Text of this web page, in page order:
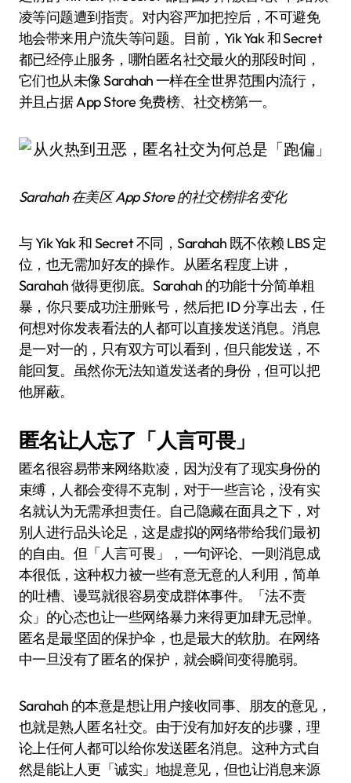
凌等问题遭到指责。对内容严加把控后，不可避免
地会带来用户流失等问题。目前，Yik Yak 和 Secret
都已经停止服务，哪怕匿名社交最火的那段时间，
它们也从未像 Sarahah 一样在全世界范围内流行，
并且占据 App Store 免费榜、社交榜第一。
Sarahah 在美区 App Store 的社交榜排名变化
与 Yik Yak 和 Secret 不同，Sarahah 既不依赖 LBS 定
位，也无需加好友的操作。从匿名程度上讲，
Sarahah 做得更彻底。Sarahah 的功能十分简单粗
暴，你只要成功注册账号，然后把 ID 分享出去，任
何想对你发表看法的人都可以直接发送消息。消息
是一对一的，只有双方可以看到，但只能发送，不
能回复。虽然你无法知道发送者的身份，但可以把
他屏蔽。
匿名让人忘了「人言可畏」
匿名很容易带来网络欺凌，因为没有了现实身份的
束缚，人都会变得不克制，对于一些言论，没有实
名就认为无需承担责任。自己隐藏在面具之下，对
别人进行品头论足，这是虚拟的网络带给我们最初
的自由。但「人言可畏」，一句评论、一则消息成
本很低，这种权力被一些有意无意的人利用，简单
的吐槽、谩骂就很容易变成群体事件。「法不责
众」的心态也让一些网络暴力来得更加肆无忌惮。
匿名是最坚固的保护伞，也是最大的软肋。在网络
中一旦没有了匿名的保护，就会瞬间变得脆弱。
Sarahah 的本意是想让用户接收同事、朋友的意见，
也就是熟人匿名社交。由于没有加好友的步骤，理
论上任何人都可以给你发送匿名消息。这种方式自
然是能让人更「诚实」地提意见，但也让消息来源